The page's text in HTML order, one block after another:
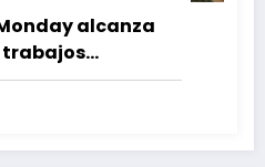
alcanza
trabajos